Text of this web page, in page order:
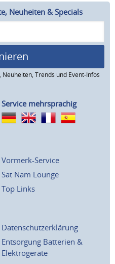
Neuheiten & Specials
Trends und Event-Infos
Service mehrsprachig
Vormerk-Service
Sat Nam Lounge
Top Links
Datenschutzerklärung
Entsorgung Batterien &
Elektrogeräte